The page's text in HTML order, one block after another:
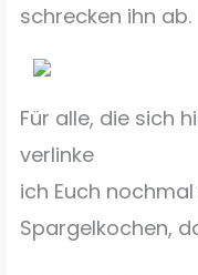
schrecken ihn ab.
Für alle, die sich
verlinke
ich Euch
Spargelkochen,